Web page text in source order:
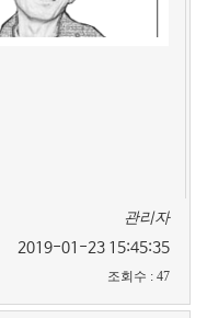
관리자
2019-01-23 15:45:35
조회수 : 47